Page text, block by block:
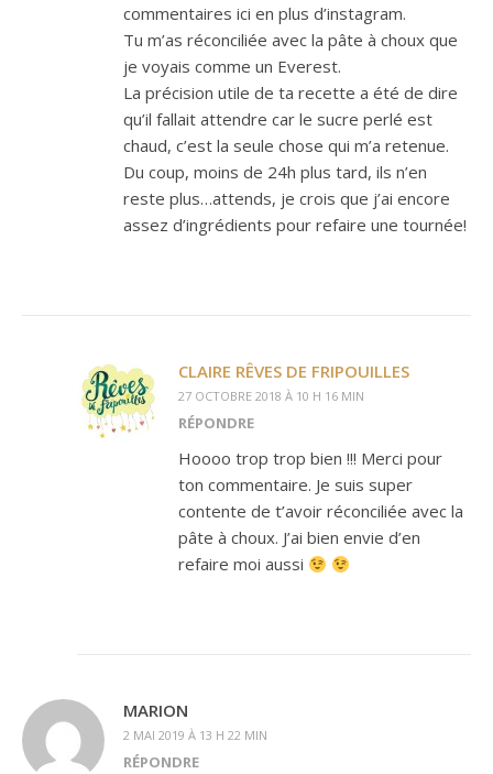
commentaires ici en plus d’instagram.
Tu m’as réconciliée avec la pâte à choux que
je voyais comme un Everest.
La précision utile de ta recette a été de dire
qu’il fallait attendre car le sucre perlé est
chaud, c’est la seule chose qui m’a retenue.
Du coup, moins de 24h plus tard, ils n’en
reste plus…attends, je crois que j’ai encore
assez d’ingrédients pour refaire une tournée!
CLAIRE RÊVES DE FRIPOUILLES
27 OCTOBRE 2018 À 10 H 16 MIN
RÉPONDRE
Hoooo trop trop bien !!! Merci pour
ton commentaire. Je suis super
contente de t’avoir réconciliée avec la
pâte à choux. J’ai bien envie d’en
refaire moi aussi
MARION
2 MAI 2019 À 13 H 22 MIN
RÉPONDRE